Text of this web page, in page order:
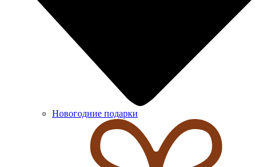
Новогодние подарки